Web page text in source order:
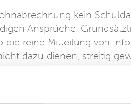
kein
Ansprüche.
die reine Mitteilung von
dazu dienen, streitig
erteilte Abrechnung
Abrechnung zu berichtigen.
wurde abgewiesen.